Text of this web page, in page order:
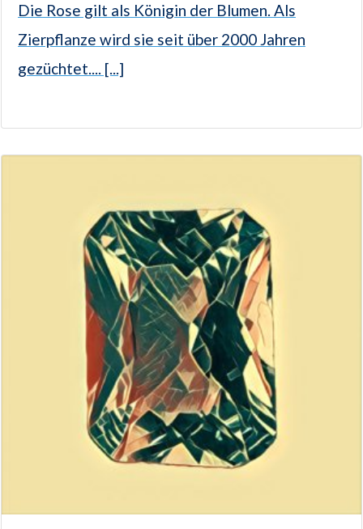
Die Rose gilt als Königin der Blumen. Als
Zierpflanze wird sie seit über 2000 Jahren
gezüchtet.... [...]